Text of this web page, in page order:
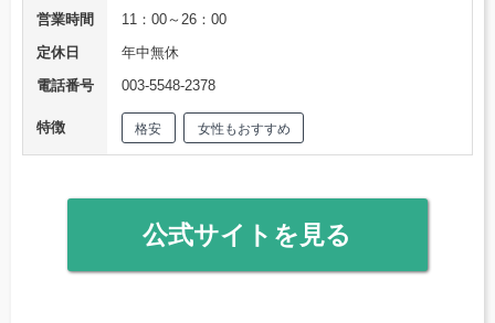
営業時間
11：00～26：00
定休日
年中無休
電話番号
003-5548-2378
特徴 格安 女性もおすすめ
公式サイトを見る